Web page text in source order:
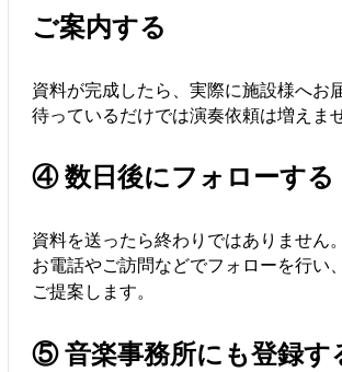
ご案内する
資料が完成したら、実際に施設様へお
待っているだけでは演奏依頼は増えませ
④ 数日後にフォローする
資料を送ったら終わりではありません。
お電話やご訪問などでフォローを行い
ご提案します。
⑤ 音楽事務所にも登録す